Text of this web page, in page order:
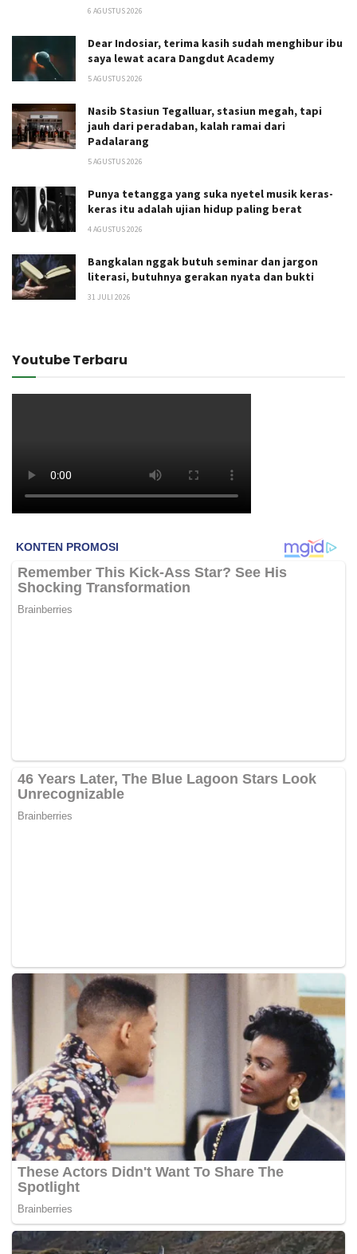
6 AGUSTUS 2026
Dear Indosiar, terima kasih sudah menghibur ibu
saya lewat acara Dangdut Academy
5 AGUSTUS 2026
Nasib Stasiun Tegalluar, stasiun megah, tapi
jauh dari peradaban, kalah ramai dari
Padalarang
5 AGUSTUS 2026
Punya tetangga yang suka nyetel musik keras-
keras itu adalah ujian hidup paling berat
4 AGUSTUS 2026
Bangkalan nggak butuh seminar dan jargon
literasi, butuhnya gerakan nyata dan bukti
31 JULI 2026
Youtube Terbaru